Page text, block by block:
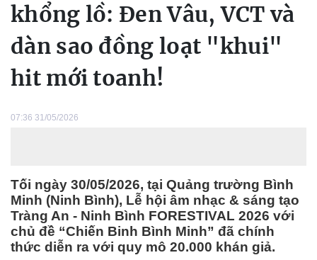
khổng lồ: Đen Vâu, VCT và
dàn sao đồng loạt "khui"
hit mới toanh!
07:36 31/05/2026
Tối ngày 30/05/2026, tại Quảng trường Bình
Minh (Ninh Bình), Lễ hội âm nhạc & sáng tạo
Tràng An - Ninh Bình FORESTIVAL 2026 với
chủ đề “Chiến Binh Bình Minh” đã chính
thức diễn ra với quy mô 20.000 khán giả.